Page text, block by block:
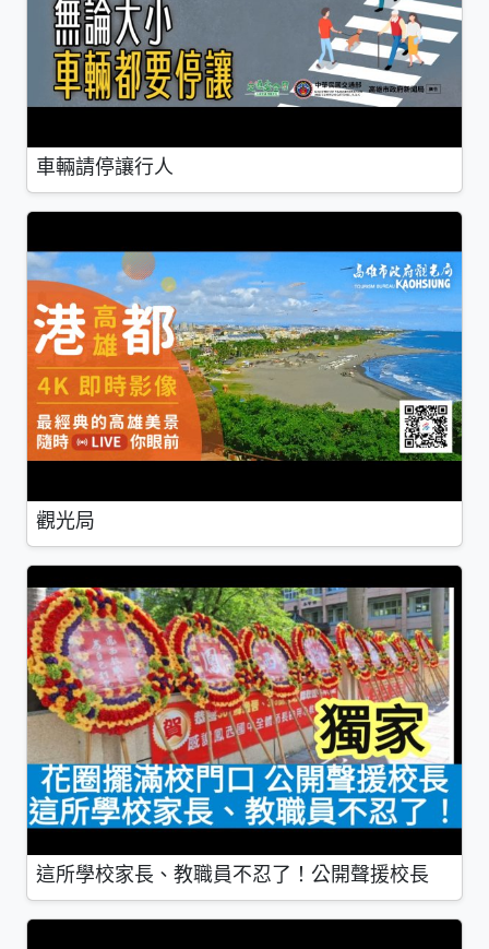
車輛請停讓行人
觀光局
這所學校家長、教職員不忍了！公開聲援校長